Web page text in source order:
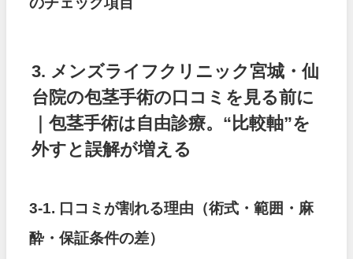
のチェック項目
3. メンズライフクリニック宮城・仙
台院の包茎手術の口コミを見る前に
｜包茎手術は自由診療。“比較軸”を
外すと誤解が増える
3-1. 口コミが割れる理由（術式・範囲・麻
酔・保証条件の差）